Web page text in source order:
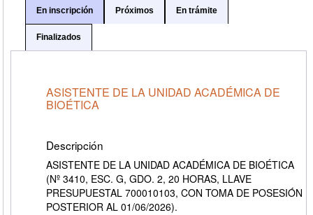
En inscripción Próximos En trámite
Finalizados
ASISTENTE DE LA UNIDAD ACADÉMICA DE
BIOÉTICA
Descripción
ASISTENTE DE LA UNIDAD ACADÉMICA DE BIOÉTICA
(Nº 3410, ESC. G, GDO. 2, 20 HORAS, LLAVE
PRESUPUESTAL 700010103, CON TOMA DE POSESIÓN
POSTERIOR AL 01/06/2026).